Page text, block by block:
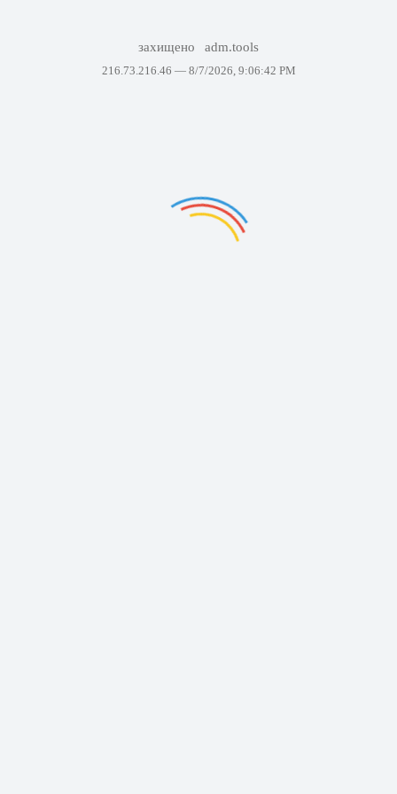
захищено adm.tools
216.73.216.46 — 8/7/2026, 9:06:42 PM